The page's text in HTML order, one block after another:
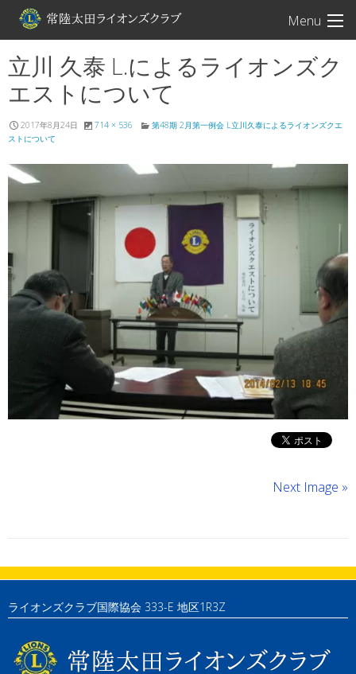
Menu
常陸太田ライオン
立川 久泰 L.によるライオンズク
エストについて
2017年8月24日 714 × 536
第48期 2月第一例会 L立川久泰によるライオンズクエ
ストについて
Next Image »
ライオンズクラブ国際協会 333-E 地区1R3Z